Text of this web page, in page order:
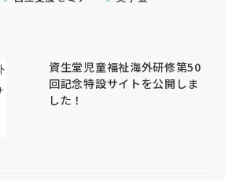
資生堂児童福祉海外研修第50
回記念特設サイトを公開しま
した！